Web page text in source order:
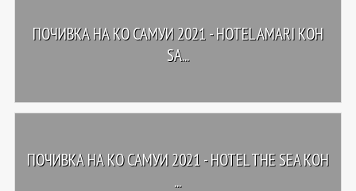
ПОЧИВКА НА КО САМУИ 2021 - HOTEL AMARI KOH
SA...
ПОЧИВКА НА КО САМУИ 2021 - HOTEL THE SEA KOH
...